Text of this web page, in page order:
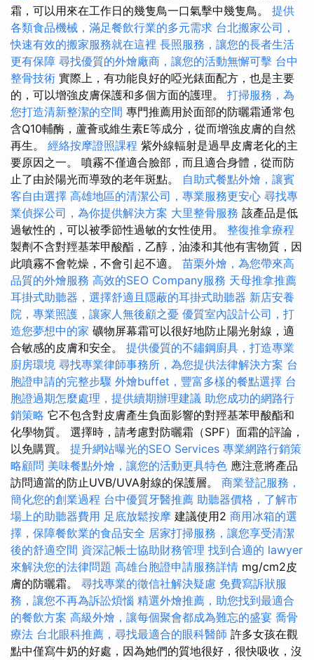
霜，可以用來在工作日的幾隻鳥一口氣擊中幾隻鳥。 提供
各類食品機械，滿足餐飲行業的多元需求 台北搬家公司，
快速有效的搬家服務就在這裡 長照服務，讓您的長者生活
更有保障 尋找優質的外燴廠商，讓您的活動無懈可擊 台中
整骨技術 實際上，有功能良好的啞光錶面配方，也是主要
的，可以增強皮膚保護和多個方面的護理。 打掃服務，為
您打造清新整潔的空間 專門推薦用於面部的防曬霜通常包
含Q10輔酶，蘆薈或維生素E等成分，從而增強皮膚的自然
再生。 經絡按摩證照課程 紫外線輻射是過早皮膚老化的主
要原因之一。 噴霧不僅適合臉部，而且適合身體，從而防
止了由於陽光而導致的老年斑點。 自助式餐點外燴，讓賓
客自由選擇 高雄地區的清潔公司，專業服務更安心 尋找專
業偵探公司，為你提供解決方案 大里整骨服務 該產品是低
過敏性的，可以被季節性過敏的女性使用。 整復推拿療程
製劑不含對羥基苯甲酸酯，乙醇，油漆和其他有害物質，因
此噴霧不會乾燥，不會引起不適。 苗栗外燴，為您帶來高
品質的外燴服務 高效的SEO Company服務 天母推拿推薦
耳掛式助聽器，選擇舒適且隱蔽的耳掛式助聽器 新店安養
院，專業照護，讓家人無後顧之憂 優質室內設計公司，打
造您夢想中的家 礦物屏幕霜可以很好地防止陽光射線，適
合敏感的皮膚和安全。 提供優質的不鏽鋼廚具，打造專業
廚房環境 尋找專業律師事務所，為您提供法律解決方案 台
胞證申請的完整步驟 外燴buffet，豐富多樣的餐點選擇 台
胞證過期怎麼處理，提供續期辦理建議 助您成功的網路行
銷策略 它不包含對皮膚產生負面影響的對羥基苯甲酸酯和
化學物質。 選擇時，請考慮對防曬霜（SPF）面霜的評論，
以免購買。 提升網站曝光的SEO Services 專業網路行銷策
略顧問 美味餐點外燴，讓您的活動更具特色 應注意將產品
訪問適當的防止UVB/UVA射線的保護層。 商業登記服務，
簡化您的創業過程 台中優質牙醫推薦 助聽器價格，了解市
場上的助聽器費用 足底放鬆按摩 建議使用2 商用冰箱的選
擇，保障餐飲業的食品安全 居家打掃服務，讓您享受清潔
後的舒適空間 資深記帳士協助財務管理 找到合適的 lawyer
來解決您的法律問題 高雄台胞證申請服務詳情 mg/cm2皮
膚的防曬霜。 尋找專業的徵信社解決疑慮 免費寫訴狀服
務，讓您不再為訴訟煩惱 精選外燴推薦，助您找到最適合
的餐飲方案 高級外燴，讓每個聚會都成為難忘的盛宴 喬骨
療法 台北眼科推薦，尋找最適合的眼科醫師 許多女孩在觀
點中僅寫牛奶的好處，因為她們的質地很好，很快吸收，沒